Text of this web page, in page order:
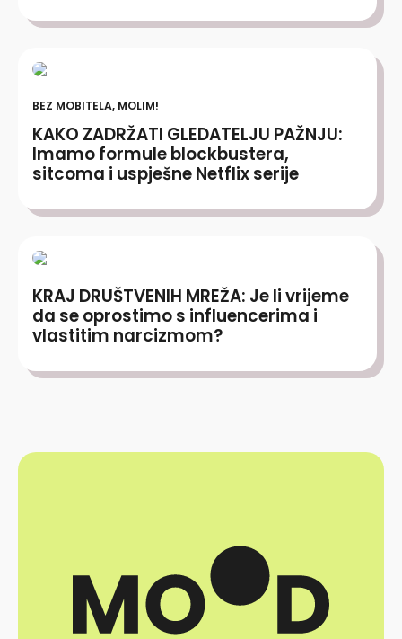
BEZ MOBITELA, MOLIM!
KAKO ZADRŽATI GLEDATELJU PAŽNJU:
Imamo formule blockbustera,
sitcoma i uspješne Netflix serije
KRAJ DRUŠTVENIH MREŽA: Je li vrijeme
da se oprostimo s influencerima i
vlastitim narcizmom?